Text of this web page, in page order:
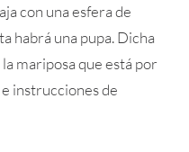
con una esfera de
habrá una pupa. Dicha
mariposa que está por
instrucciones de